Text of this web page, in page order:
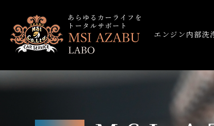
エンジン内部洗